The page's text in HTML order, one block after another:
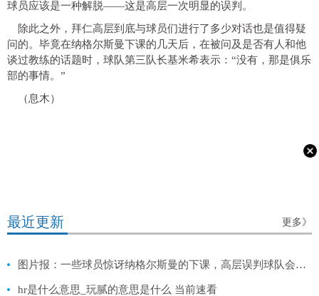
球员应该是一种解脱——这是高层一次明显的误判。
除此之外，拜仁高层到底与球员们进行了多少对话也是值得疑
问的。毕竟在纳格尔斯曼下课的几天后，在被问及是否有人和他
谈过教练的话题时，球队第三队长基米希表示：“没有，那是俱乐
部的事情。”
（息木）
最近更新 更多》
图片报：一些球员惊讶纳格尔斯曼的下课，高层误判球队会因此解脱|天天播报
hr是什么意思_玩腻的意思是什么 当前速看